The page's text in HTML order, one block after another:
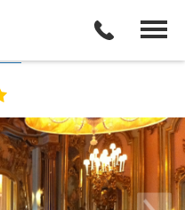
Описание отеля